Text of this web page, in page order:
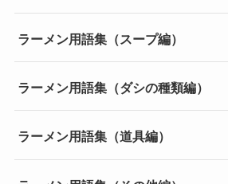
ラーメン用語集（スープ編）
ラーメン用語集（ダシの種類編）
ラーメン用語集（道具編）